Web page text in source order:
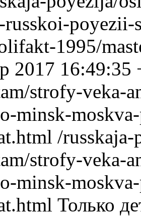
poyezii-
1995/
2017 16:49:35
strofy-veka-
minsk-
/
strofy-veka-
minsk-
Только